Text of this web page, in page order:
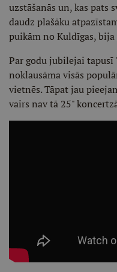
uzstāšanās un, kas pats
daudz plašāku
puikām no Kuldīgas,
Par godu jubilejai tapusī
noklausāma visās
vietnēs. Tāpat jau
vairs nav tā 25"